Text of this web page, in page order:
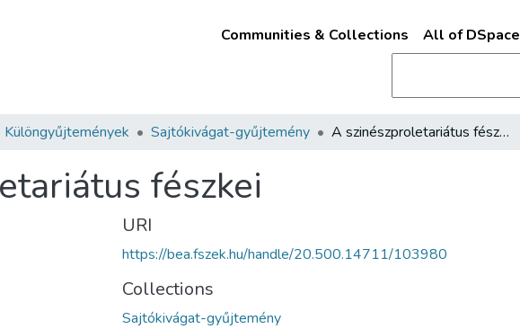
Communities & Collections All of DSpace
Különgyűjtemények Sajtókivágat-gyűjtemény A szinészproletariátus fészkei
fészkei
URI
https://bea.fszek.hu/handle/20.500.14711/103980
Collections
Sajtókivágat-gyűjtemény